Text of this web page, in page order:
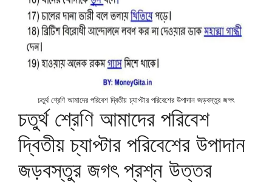
চতুর্থ শ্রেণি আমাদের পরিবেশ দ্বিতীয় চ্যাপ্টার পরিবেশের উপাদান জড়বস্তুর জগৎ
চতুর্থ শ্রেণি আমাদের পরিবেশ
দ্বিতীয় চ্যাপ্টার পরিবেশের উপাদান
জড়বস্তুর জগৎ প্রশ্ন উত্তর